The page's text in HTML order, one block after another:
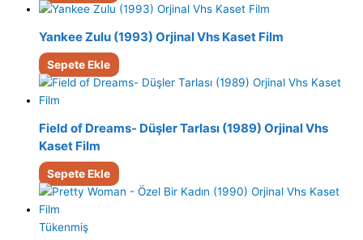
Yankee Zulu (1993) Orjinal Vhs Kaset Film
Sepete Ekle
Field of Dreams- Düşler Tarlası (1989) Orjinal Vhs
Kaset Film
Sepete Ekle
Tükenmiş